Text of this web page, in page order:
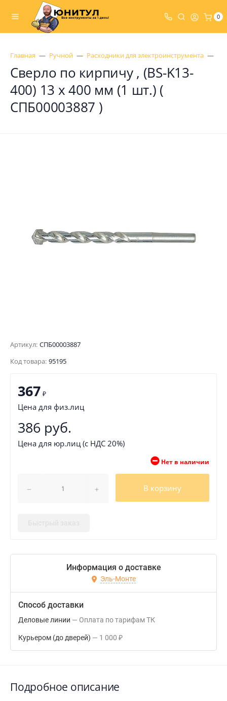
0
Главная Ручной Расходники для электроинструмента
Сверло по кирпичу , (BS-K13-
400) 13 х 400 мм (1 шт.) (
СПБ00003887 )
Артикул: СПБ00003887
Код товара: 95195
367 ₽
Цена для физ.лиц
386 руб.
Цена для юр.лиц (с НДС 20%)
Нет в наличии
В корзину
Информация о доставке
Эль-Монте
Способ доставки
Деловые линии Оплата по тарифам ТК
Курьером (до дверей) 1 000 ₽
Подробное описание